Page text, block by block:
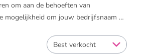
om aan de behoeften van
mogelijkheid om jouw bedrijfsnaam of
Best verkocht